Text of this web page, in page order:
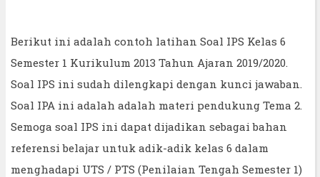
Berikut ini adalah contoh latihan Soal IPS Kelas 6
Semester 1 Kurikulum 2013 Tahun Ajaran 2019/2020.
Soal IPS ini sudah dilengkapi dengan kunci jawaban.
Soal IPA ini adalah adalah materi pendukung Tema 2.
Semoga soal IPS ini dapat dijadikan sebagai bahan
referensi belajar untuk adik-adik kelas 6 dalam
menghadapi UTS / PTS (Penilaian Tengah Semester 1)